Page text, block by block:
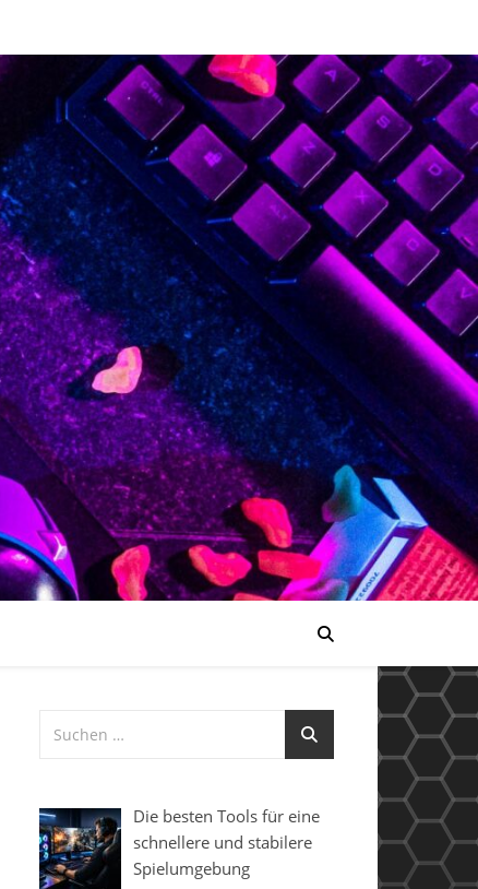
Die besten Tools für eine
schnellere und stabilere
Spielumgebung